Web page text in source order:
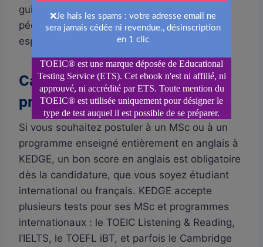
guide de l’étudiant KEDGE, au règlement
pédagogique de votre formation, ou à votre
espace intranet étudiant.
Candidats à un MSc ou un
programme international
Si vous souhaitez postuler à un MSc ou à un
programme enseigné entièrement en anglais à
KEDGE, un bon score en anglais est obligatoire
dès la candidature, que vous soyez étudiant
international ou français. KEDGE accepte
plusieurs tests pour ses MSc et programmes
internationaux : le TOEIC Listening & Reading,
l’IELTS, le TOEFL iBT, et parfois le Cambridge